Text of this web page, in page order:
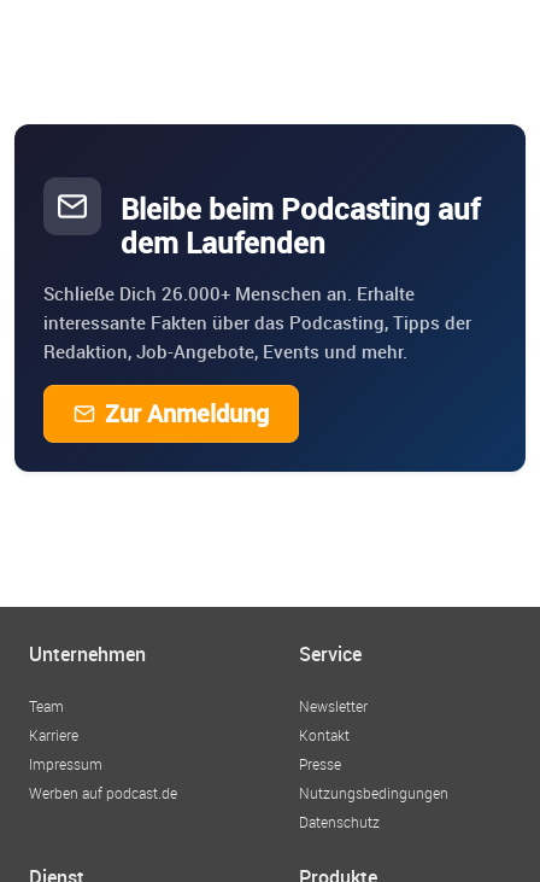
Bleibe beim Podcasting auf
dem Laufenden
Schließe Dich 26.000+ Menschen an. Erhalte
interessante Fakten über das Podcasting, Tipps der
Redaktion, Job-Angebote, Events und mehr.
Zur Anmeldung
Unternehmen
Team
Karriere
Impressum
Werben auf podcast.de
Service
Newsletter
Kontakt
Presse
Nutzungsbedingungen
Datenschutz